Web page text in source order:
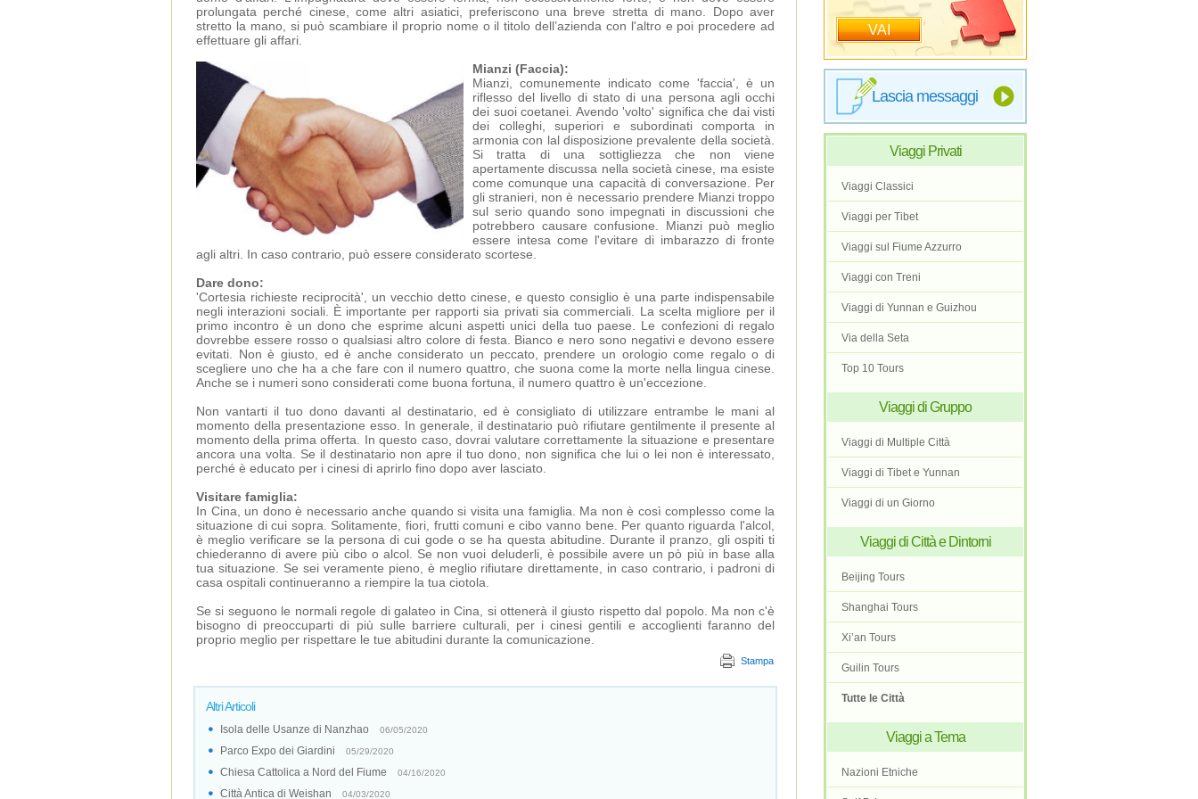
VAI
Lascia messaggi
Viaggi Privati
Viaggi Classici
Viaggi per Tibet
Viaggi sul Fiume Azzurro
Viaggi con Treni
Viaggi di Yunnan e Guizhou
Via della Seta
Top 10 Tours
Viaggi di Gruppo
Viaggi di Multiple Città
Viaggi di Tibet e Yunnan
Viaggi di un Giorno
Viaggi di Città e Dintorni
Beijing Tours
Shanghai Tours
Xi’an Tours
Guilin Tours
Tutte le Città
Viaggi a Tema
Nazioni Etniche
prolungata perché cinese, come altri asiatici, preferiscono una breve stretta di mano. Dopo aver
stretto la mano, si può scambiare il proprio nome o il titolo dell’azienda con l'altro e poi procedere ad
effettuare gli affari.
Mianzi (Faccia):
Mianzi, comunemente indicato come 'faccia', è un
riflesso del livello di stato di una persona agli occhi
dei suoi coetanei. Avendo 'volto' significa che dai visti
dei colleghi, superiori e subordinati comporta in
armonia con lal disposizione prevalente della società.
Si tratta di una sottigliezza che non viene
apertamente discussa nella società cinese, ma esiste
come comunque una capacità di conversazione. Per
gli stranieri, non è necessario prendere Mianzi troppo
sul serio quando sono impegnati in discussioni che
potrebbero causare confusione. Mianzi può meglio
essere intesa come l'evitare di imbarazzo di fronte
agli altri. In caso contrario, può essere considerato scortese.
Dare dono:
'Cortesia richieste reciprocità', un vecchio detto cinese, e questo consiglio è una parte indispensabile
negli interazioni sociali. È importante per rapporti sia privati sia commerciali. La scelta migliore per il
primo incontro è un dono che esprime alcuni aspetti unici della tuo paese. Le confezioni di regalo
dovrebbe essere rosso o qualsiasi altro colore di festa. Bianco e nero sono negativi e devono essere
evitati. Non è giusto, ed è anche considerato un peccato, prendere un orologio come regalo o di
scegliere uno che ha a che fare con il numero quattro, che suona come la morte nella lingua cinese.
Anche se i numeri sono considerati come buona fortuna, il numero quattro è un'eccezione.
Non vantarti il tuo dono davanti al destinatario, ed è consigliato di utilizzare entrambe le mani al
momento della presentazione esso. In generale, il destinatario può rifiutare gentilmente il presente al
momento della prima offerta. In questo caso, dovrai valutare correttamente la situazione e presentare
ancora una volta. Se il destinatario non apre il tuo dono, non significa che lui o lei non è interessato,
perché è educato per i cinesi di aprirlo fino dopo aver lasciato.
Visitare famiglia:
In Cina, un dono è necessario anche quando si visita una famiglia. Ma non è così complesso come la
situazione di cui sopra. Solitamente, fiori, frutti comuni e cibo vanno bene. Per quanto riguarda l'alcol,
è meglio verificare se la persona di cui gode o se ha questa abitudine. Durante il pranzo, gli ospiti ti
chiederanno di avere più cibo o alcol. Se non vuoi deluderli, è possibile avere un pò più in base alla
tua situazione. Se sei veramente pieno, è meglio rifiutare direttamente, in caso contrario, i padroni di
casa ospitali continueranno a riempire la tua ciotola.
Se si seguono le normali regole di galateo in Cina, si ottenerà il giusto rispetto dal popolo. Ma non c'è
bisogno di preoccuparti di più sulle barriere culturali, per i cinesi gentili e accoglienti faranno del
proprio meglio per rispettare le tue abitudini durante la comunicazione.
Stampa
Altri Articoli
Isola delle Usanze di Nanzhao 06/05/2020
Parco Expo dei Giardini 05/29/2020
Chiesa Cattolica a Nord del Fiume 04/16/2020
Città Antica di Weishan 04/03/2020